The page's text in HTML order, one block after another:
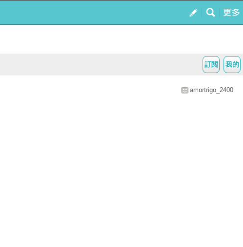
我的
訂閱
amortrigo_2400